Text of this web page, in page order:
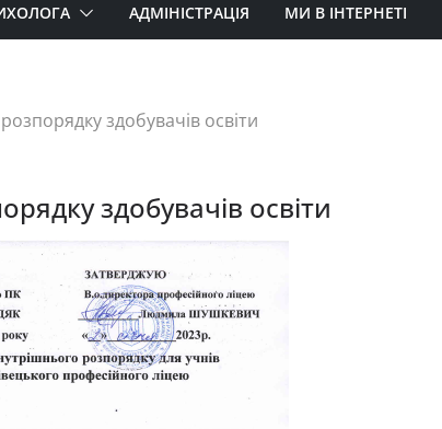
АДМІНІСТРАЦІЯ МИ В ІНТЕРНЕТІ
здобувачів освіти
здобувачів освіти